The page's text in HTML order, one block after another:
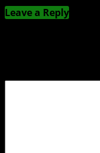
Leave a Reply